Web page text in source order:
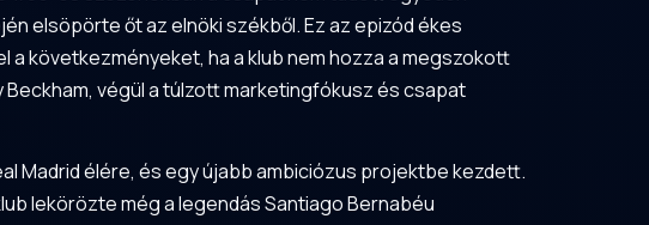
elsöpörte őt az elnöki székből. Ez az epizód ékes
a következményeket, ha a klub nem hozza a megszokott
Beckham, végül a túlzott marketingfókusz és csapat
Madrid élére, és egy újabb ambiciózus projektbe kezdett.
lekörözte még a legendás Santiago Bernabéu